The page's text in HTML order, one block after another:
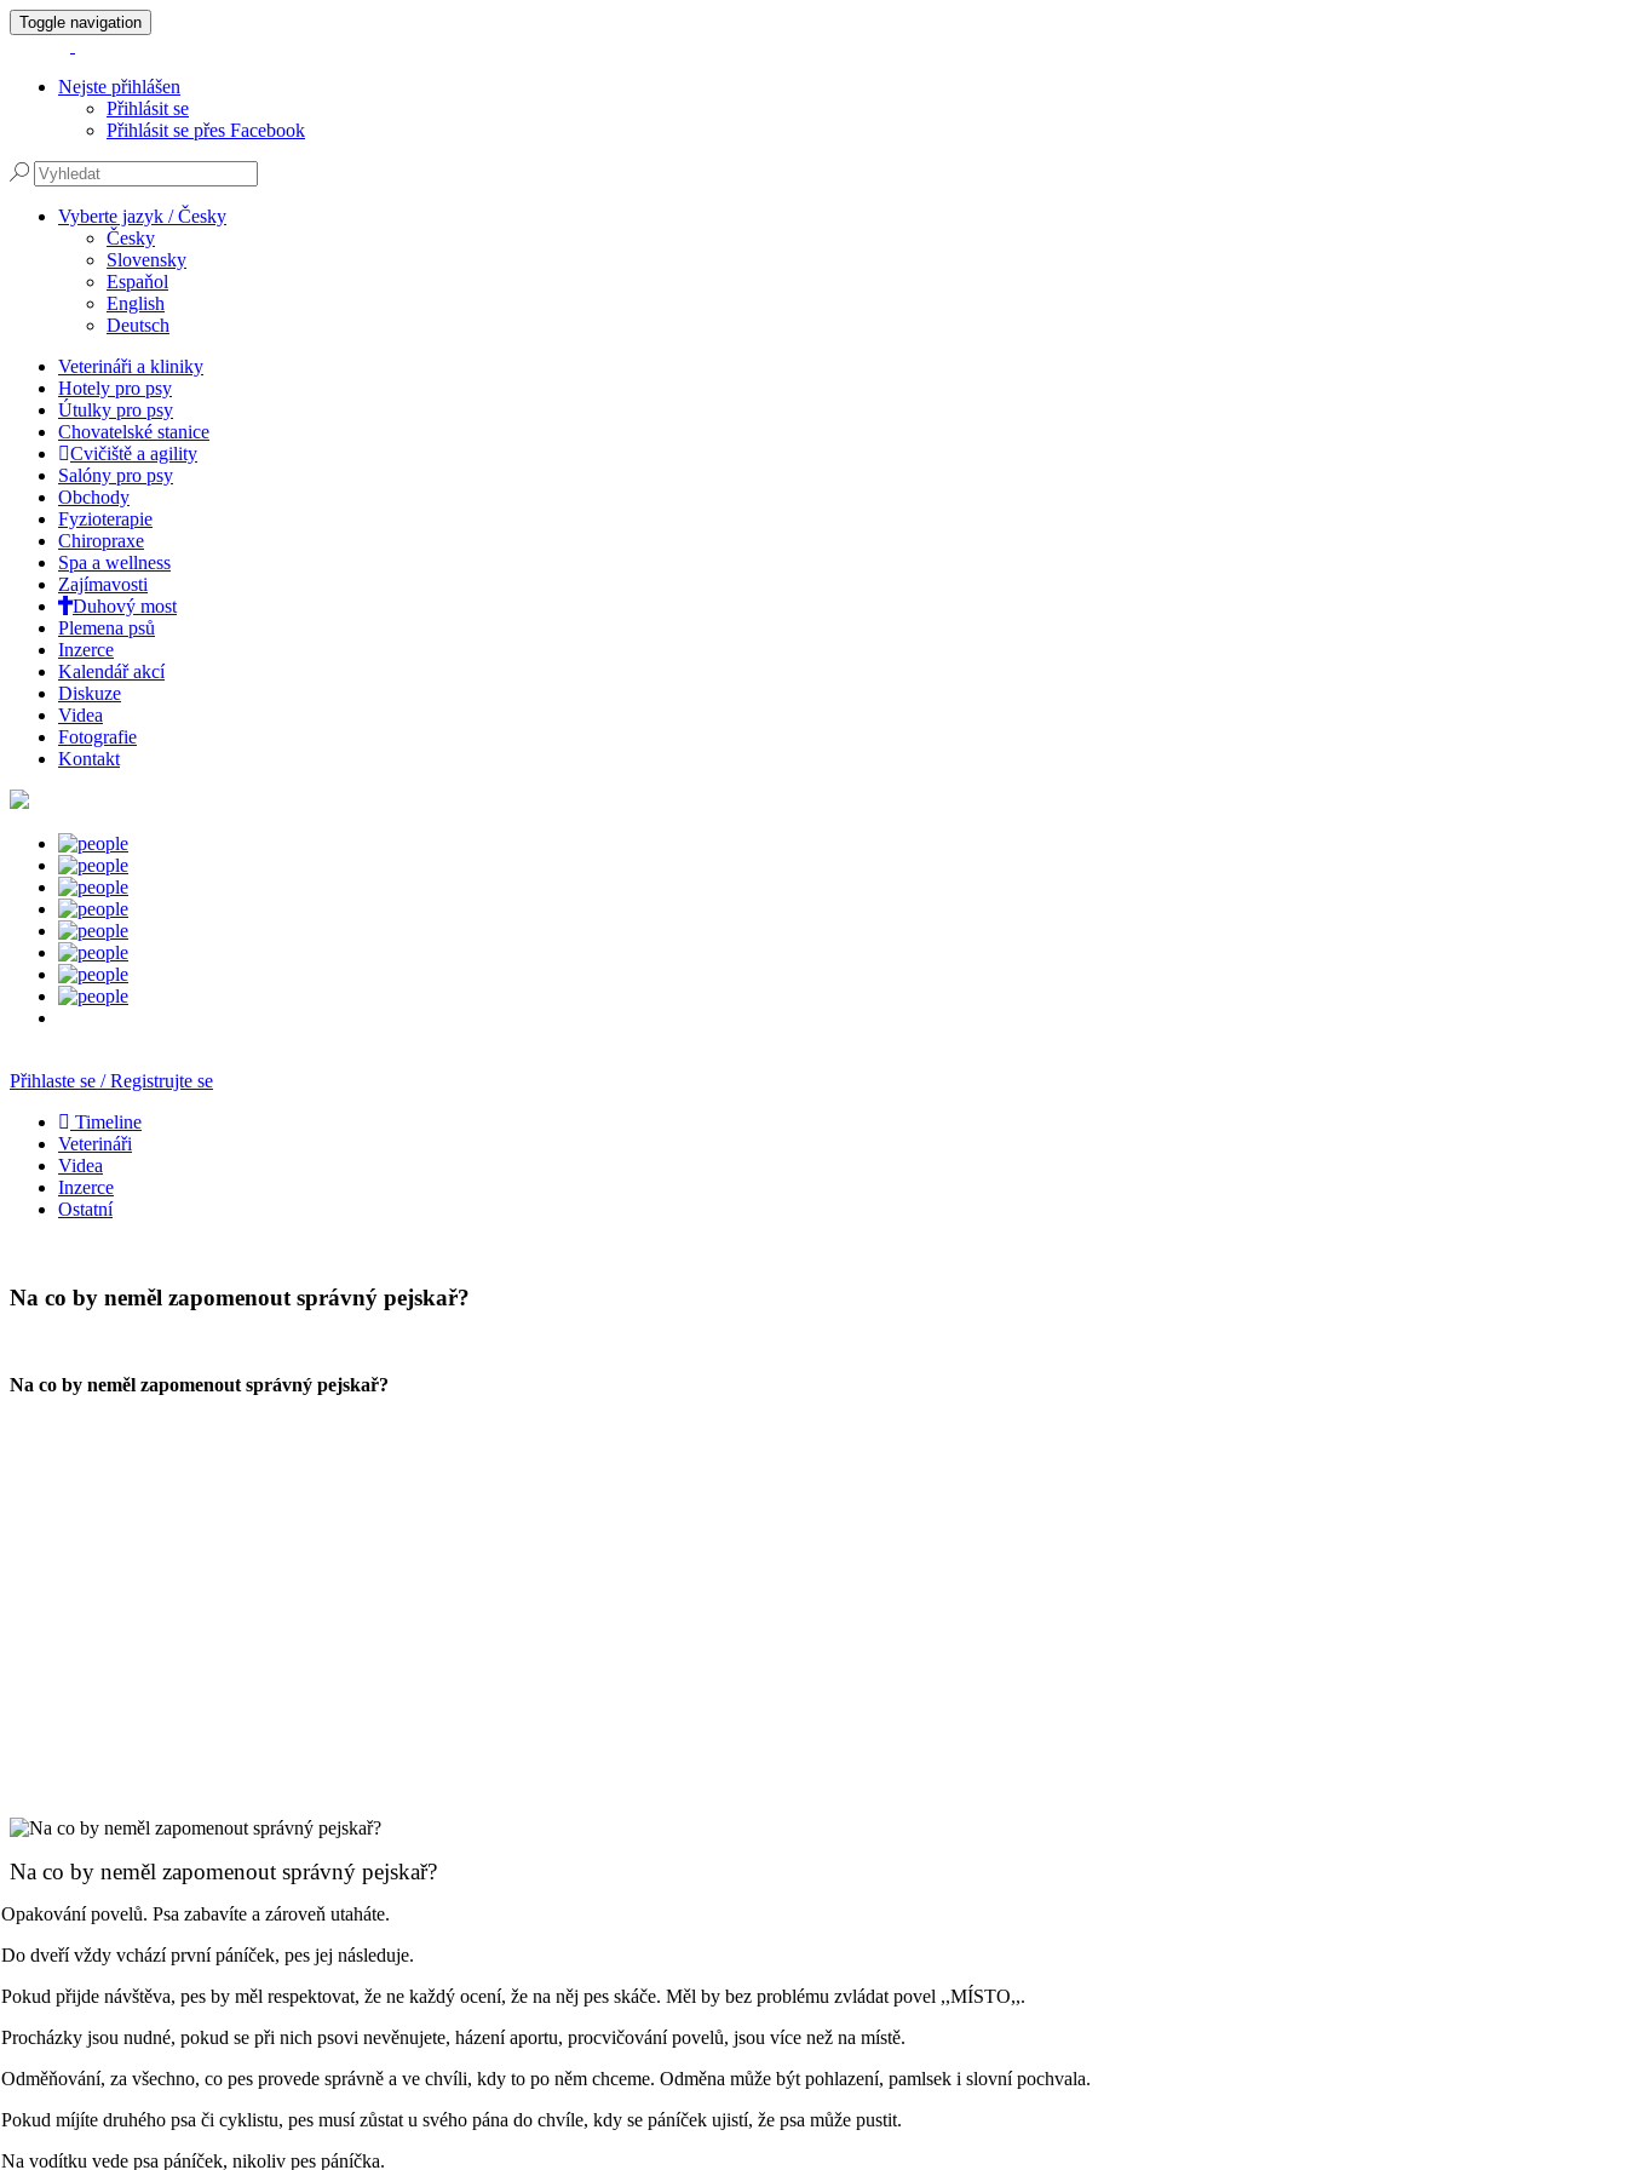
Toggle navigation
Nejste přihlášen
Přihlásit se
Přihlásit se přes Facebook
Vyberte jazyk / Česky
Česky
Slovensky
Espaňol
English
Deutsch
Veterináři a kliniky
Hotely pro psy
Útulky pro psy
Chovatelské stanice
Cvičiště a agility
Salóny pro psy
Obchody
Fyzioterapie
Chiropraxe
Spa a wellness
Zajímavosti
Duhový most
Plemena psů
Inzerce
Kalendář akcí
Diskuze
Videa
Fotografie
Kontakt
Přihlaste se / Registrujte se
Timeline
Veterináři
Videa
Inzerce
Ostatní
Na co by neměl zapomenout správný pejskař?
Na co by neměl zapomenout správný pejskař?
Na co by neměl zapomenout správný pejskař?
Opakování povelů. Psa zabavíte a zároveň utaháte.
Do dveří vždy vchází první páníček, pes jej následuje.
Pokud přijde návštěva, pes by měl respektovat, že ne každý ocení, že na něj pes skáče. Měl by bez problému zvládat povel ,,MÍSTO,,.
Procházky jsou nudné, pokud se při nich psovi nevěnujete, házení aportu, procvičování povelů, jsou více než na místě.
Odměňování, za všechno, co pes provede správně a ve chvíli, kdy to po něm chceme. Odměna může být pohlazení, pamlsek i slovní pochvala.
Pokud míjíte druhého psa či cyklistu, pes musí zůstat u svého pána do chvíle, kdy se páníček ujistí, že psa může pustit.
Na vodítku vede psa páníček, nikoliv pes páníčka.